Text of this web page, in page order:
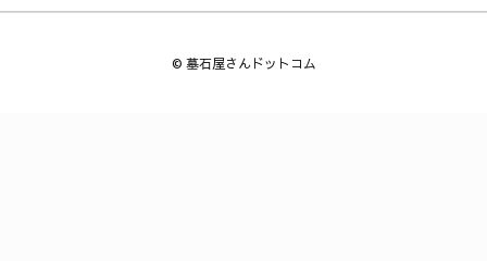
© 墓石屋さんドットコム